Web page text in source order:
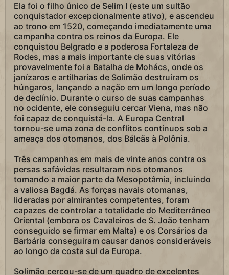
Ela foi o filho único de Selim I (este um sultão
conquistador excepcionalmente ativo), e ascendeu
ao trono em 1520, começando imediatamente uma
campanha contra os reinos da Europa. Ele
conquistou Belgrado e a poderosa Fortaleza de
Rodes, mas a mais importante de suas vitórias
provavelmente foi a Batalha de Mohács, onde os
janízaros e artilharias de Solimão destruíram os
húngaros, lançando a nação em um longo período
de declínio. Durante o curso de suas campanhas
no ocidente, ele conseguiu cercar Viena, mas não
foi capaz de conquistá-la. A Europa Central
tornou-se uma zona de conflitos contínuos sob a
ameaça dos otomanos, dos Bálcãs à Polônia.
Três campanhas em mais de vinte anos contra os
persas safávidas resultaram nos otomanos
tomando a maior parte da Mesopotâmia, incluindo
a valiosa Bagdá. As forças navais otomanas,
lideradas por almirantes competentes, foram
capazes de controlar a totalidade do Mediterrâneo
Oriental (embora os Cavaleiros de S. João tenham
conseguido se firmar em Malta) e os Corsários da
Barbária conseguiram causar danos consideráveis
ao longo da costa sul da Europa.
Solimão cercou-se de um quadro de excelentes